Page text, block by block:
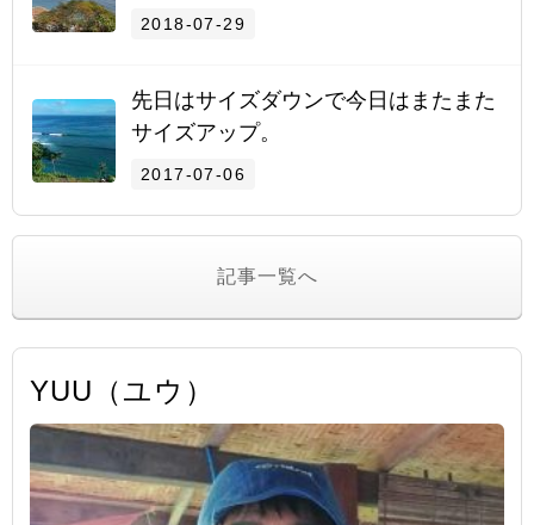
2018-07-29
先日はサイズダウンで今日はまたまた
サイズアップ。
2017-07-06
記事一覧へ
YUU（ユウ）